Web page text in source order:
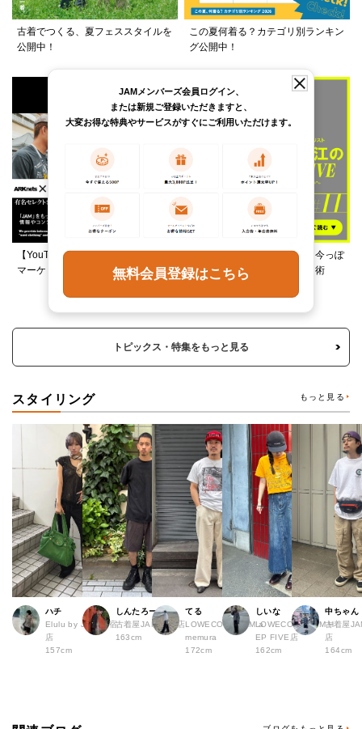
古着でつくる、夏フェススタイルを
公開中！
この夏何着る？カテゴリ別ランキン
グ公開中！
【YouTube】ARKnetsコラボ！028
マーケットで本気ショッピング
柄ワンピースは夏の切り札、今っぽ
く着るレイヤード＆ミックス術
トピックス・特集をもっと見る
スタイリング もっと見る
ハチ
Elulu by JAM 原宿
店
157cm
しんたろー
古着屋JAM 仙台店
163cm
てる
LOWECO by JAM a
memura
172cm
しいな
LOWECO by JAM H
EP FIVE店
162cm
中ちゃん
古着屋
店
164cm
JAMメンバーズ会員ログイン、
または新規ご登録いただきますと、
大変お得な特典やサービスがすぐにご利用いただけます。
無料会員登録はこちら